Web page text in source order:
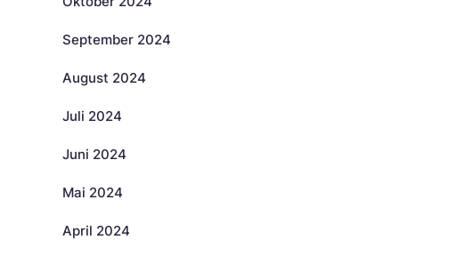
September 2024
August 2024
Juli 2024
Juni 2024
Mai 2024
April 2024